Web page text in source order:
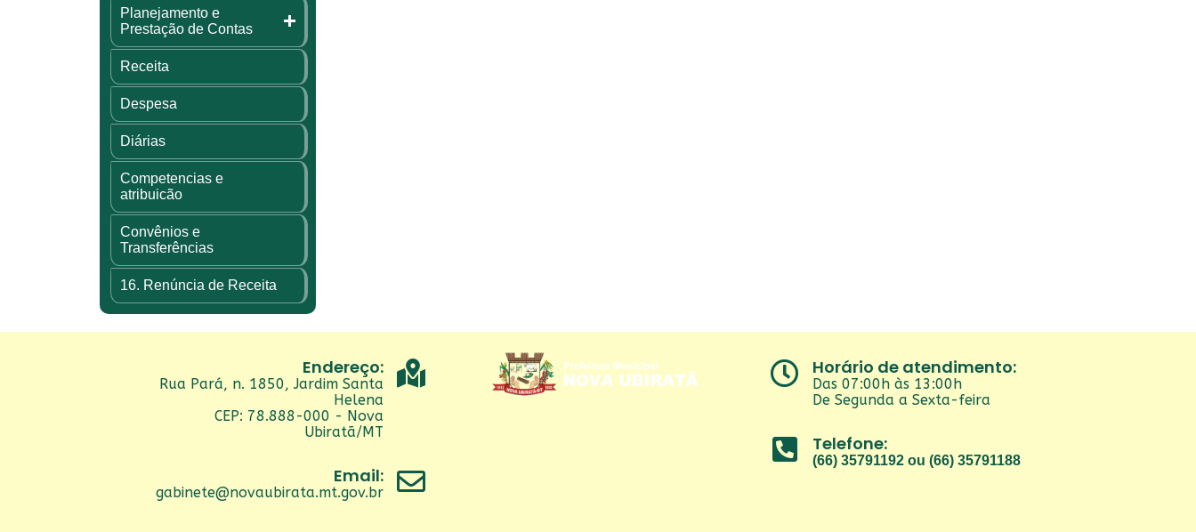
Planejamento e
Prestação de Contas
Receita
Despesa
Diárias
Competencias e
atribuicão
Convênios e
Transferências
16. Renúncia de Receita
Endereço:
Rua Pará, n. 1850, Jardim Santa
Helena
CEP: 78.888-000 - Nova
Ubiratã/MT
Email:
gabinete@novaubirata.mt.gov.br
Horário de atendimento:
Das 07:00h às 13:00h
De Segunda a Sexta-feira
Telefone:
(66) 35791192 ou (66) 35791188